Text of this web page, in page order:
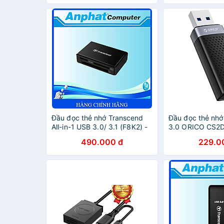
Đầu đọc thẻ nhớ Transcend
All-in-1 USB 3.0/ 3.1 (F8K2) -
490.000 đ
Đầu đọc thẻ nhớ
3.0 ORICO